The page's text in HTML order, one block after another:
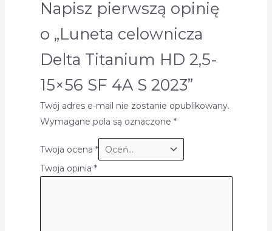
Napisz pierwszą opinię
o „Luneta celownicza
Delta Titanium HD 2,5-
15×56 SF 4A S 2023”
Twój adres e-mail nie zostanie opublikowany.
Wymagane pola są oznaczone *
Twoja ocena *
Twoja opinia *